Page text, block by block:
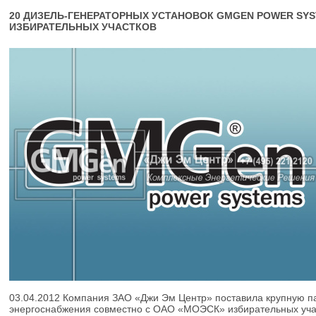
20 ДИЗЕЛЬ-ГЕНЕРАТОРНЫХ УСТАНОВОК GMGEN POWER
ИЗБИРАТЕЛЬНЫХ УЧАСТКОВ
03.04.2012 Компания ЗАО «Джи Эм Центр» поставила крупную
энергоснабжения совместно с ОАО «МОЭСК» избирательных